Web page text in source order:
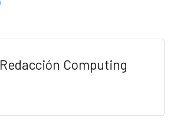
Redacción Computing